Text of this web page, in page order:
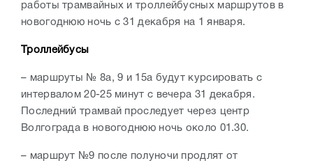
работы трамвайных и троллейбусных маршрутов в
новогоднюю ночь с 31 декабря на 1 января.
Троллейбусы
– маршруты № 8а, 9 и 15а будут курсировать с
интервалом 20-25 минут с вечера 31 декабря.
Последний трамвай проследует через центр
Волгограда в новогоднюю ночь около 01.30.
– маршрут №9 после полуночи продлят от